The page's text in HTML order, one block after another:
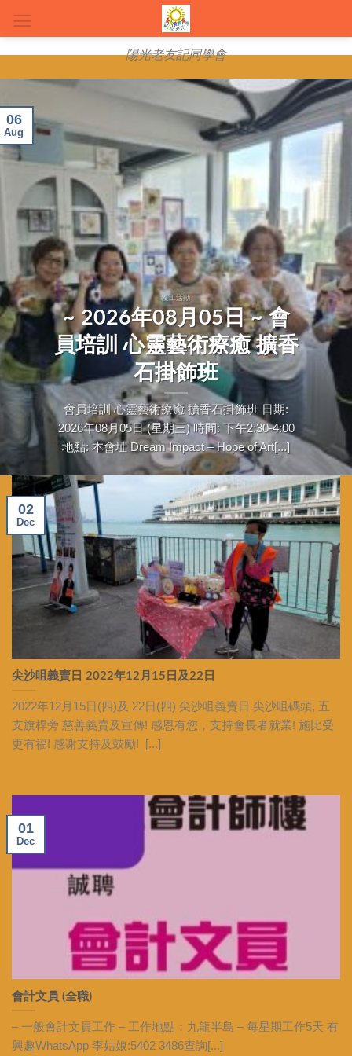
content
陽光老友記同學會
義工活動
~ 2026年08月05日 ~ 會
員培訓 心靈藝術療癒 擴香
石掛飾班
會員培訓 心靈藝術療癒 擴香石掛飾班 日期:
2026年08月05日 (星期三) 時間: 下午2:30-4:00
地點: 本會址 Dream Impact – Hope of Art[...]
06
Aug
尖沙咀義賣日 2022年12月15日及22日
2022年12月15日(四)及 22日(四) 尖沙咀義賣日 尖沙咀碼頭, 五
支旗桿旁 慈善義賣及宣傳! 感恩有您，支持會長者就業! 施比受
更有福! 感谢支持及鼓勵! [...]
02
Dec
會計文員 (全職)
– 一般會計文員工作 – 工作地點：九龍半島 – 每星期工作5天 有
興趣WhatsApp 李姑娘:5402 3486查詢[...]
01
Dec